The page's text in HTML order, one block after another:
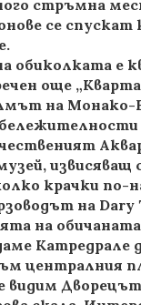
стръмна
се
обиколката е
още
на Монако-
извисяващ
крачки по-
на
на
Катредрале
централния
видим